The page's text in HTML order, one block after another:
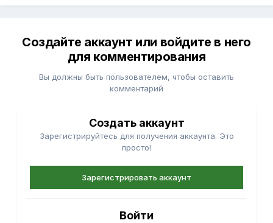
Создайте аккаунт или войдите в него
для комментирования
Вы должны быть пользователем, чтобы оставить
комментарий
Создать аккаунт
Зарегистрируйтесь для получения аккаунта. Это
просто!
Зарегистрировать аккаунт
Войти